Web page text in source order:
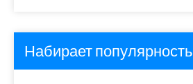
Набирает популярность